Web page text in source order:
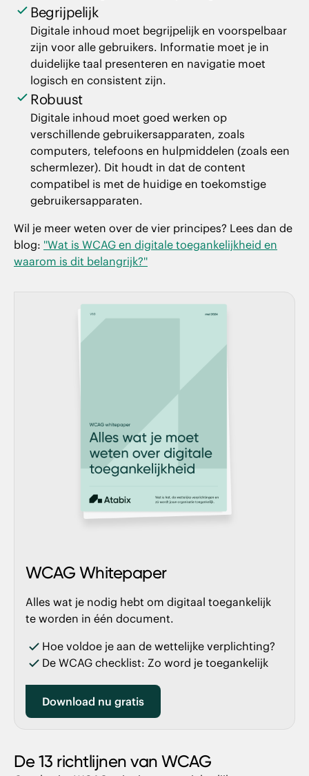
Begrijpelijk
Digitale inhoud moet begrijpelijk en voorspelbaar
zijn voor alle gebruikers. Informatie moet je in
duidelijke taal presenteren en navigatie moet
logisch en consistent zijn.
Robuust
Digitale inhoud moet goed werken op
verschillende gebruikersapparaten, zoals
computers, telefoons en hulpmiddelen (zoals een
schermlezer). Dit houdt in dat de content
compatibel is met de huidige en toekomstige
gebruikersapparaten.
Wil je meer weten over de vier principes? Lees dan de
blog: ''Wat is WCAG en digitale toegankelijkheid en
waarom is dit belangrijk?''
WCAG Whitepaper
Alles wat je nodig hebt om digitaal toegankelijk
te worden in één document.
Hoe voldoe je aan de wettelijke verplichting?
De WCAG checklist: Zo word je toegankelijk
Download nu gratis
De 13 richtlijnen van WCAG